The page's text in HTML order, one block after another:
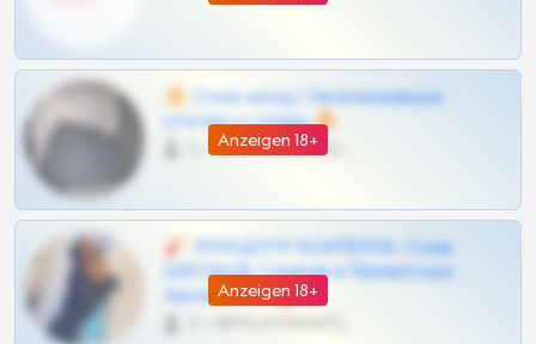
Anzeigen 18+
🔥 Слив шкод | Эксклюзивные
утечки и сливы 🔥
0 •
Anzeigen 18+
🧨 ЭПИЦЕНТР КОНТЕНТА: Слив
ШКОДОВ Сливов и Приватных
Архивов ТГ 🔞💎